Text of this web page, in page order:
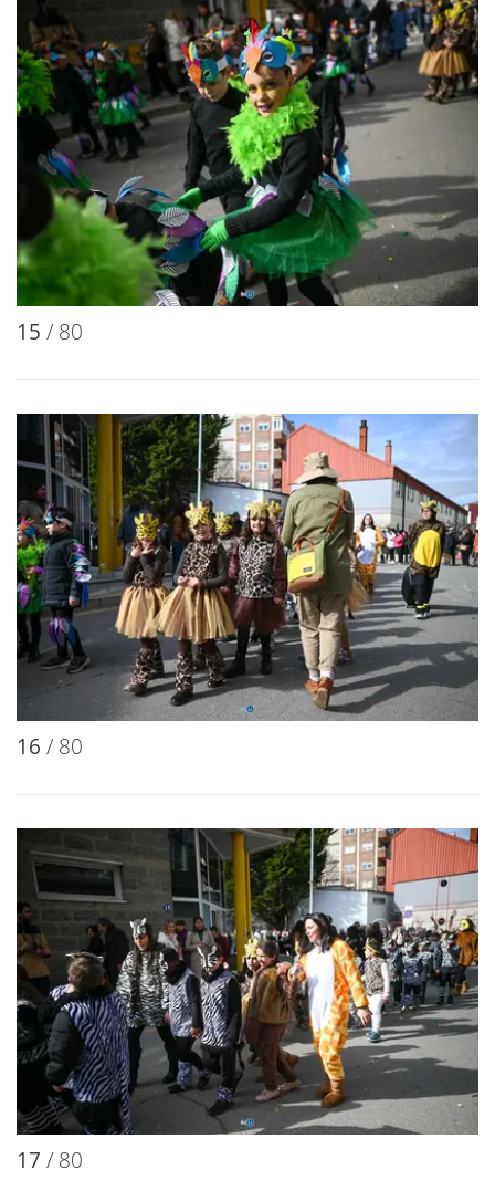
15 / 80
16 / 80
17 / 80